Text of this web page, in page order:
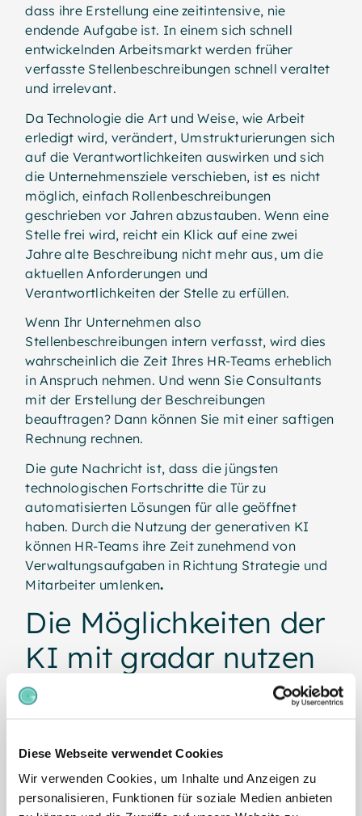
Diese Webseite verwendet Cookies
Wir verwenden Cookies, um Inhalte und Anzeigen zu
personalisieren, Funktionen für soziale Medien anbieten
dass ihre Erstellung eine zeitintensive, nie
endende Aufgabe ist. In einem sich schnell
entwickelnden Arbeitsmarkt werden früher
verfasste Stellenbeschreibungen schnell veraltet
und irrelevant.
Da Technologie die Art und Weise, wie Arbeit
erledigt wird, verändert, Umstrukturierungen sich
auf die Verantwortlichkeiten auswirken und sich
die Unternehmensziele verschieben, ist es nicht
möglich, einfach Rollenbeschreibungen
geschrieben vor Jahren abzustauben. Wenn eine
Stelle frei wird, reicht ein Klick auf eine zwei
Jahre alte Beschreibung nicht mehr aus, um die
aktuellen Anforderungen und
Verantwortlichkeiten der Stelle zu erfüllen.
Wenn Ihr Unternehmen also
Stellenbeschreibungen intern verfasst, wird dies
wahrscheinlich die Zeit Ihres HR-Teams erheblich
in Anspruch nehmen. Und wenn Sie Consultants
mit der Erstellung der Beschreibungen
beauftragen? Dann können Sie mit einer saftigen
Rechnung rechnen.
Die gute Nachricht ist, dass die jüngsten
technologischen Fortschritte die Tür zu
automatisierten Lösungen für alle geöffnet
haben. Durch die Nutzung der generativen KI
können HR-Teams ihre Zeit zunehmend von
Verwaltungsaufgaben in Richtung Strategie und
Mitarbeiter umlenken.
Die Möglichkeiten der
KI mit gradar nutzen
Bei gradar ist hinter den Kulissen immer viel los.
Unser Stellenbewertungssystem - das
Verwaltung einer Stellenarchitektur zu
erleichtern.
Und unsere neueste Innovation? KI-generierte